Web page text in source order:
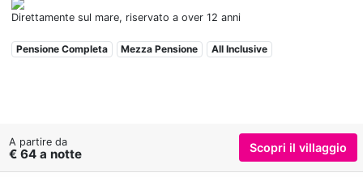
Direttamente sul mare, riservato a over 12 anni
Pensione Completa Mezza Pensione All Inclusive
A partire da
€ 64 a notte Scopri il villaggio